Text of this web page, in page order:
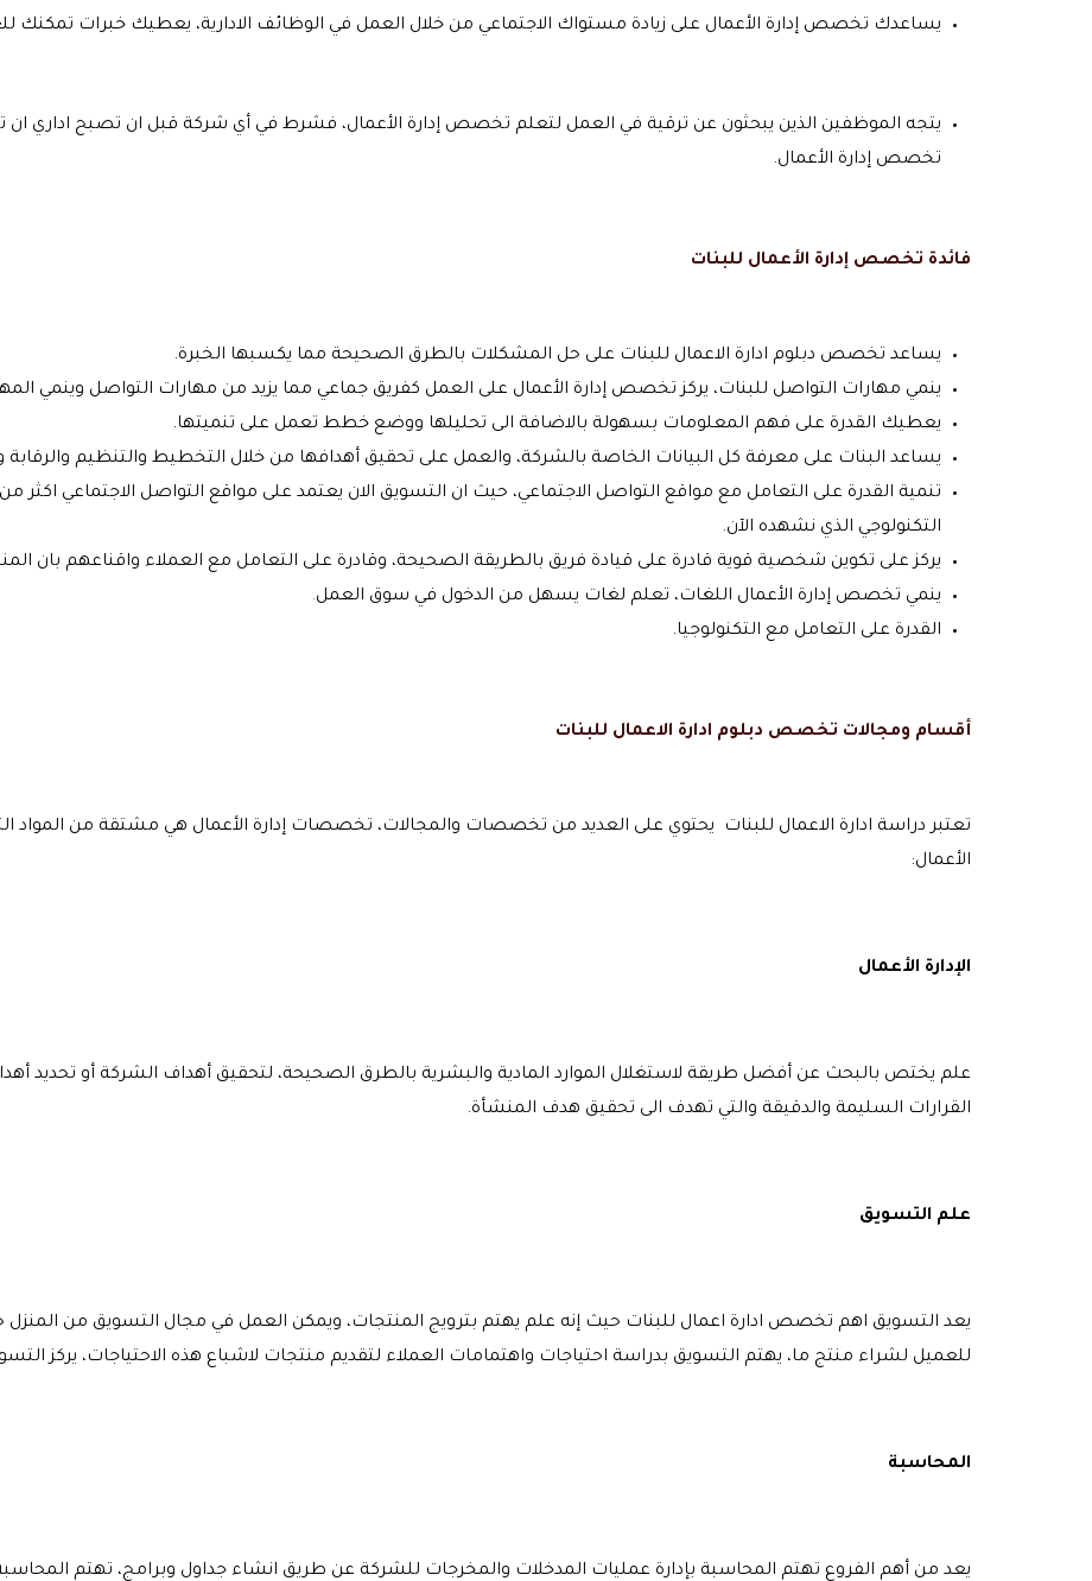
يساعدك تخصص إدارة الأعمال على زيادة مستواك الاجتماعي من خلال العمل في الوظائف الادارية، يعطيك خبرات تمكنك
يتجه الموظفين الذين يبحثون عن ترقية في العمل لتعلم تخصص إدارة الأعمال، فشرط في أي شركة قبل ان تصبح اداري
تخصص إدارة الأعمال.
فائدة تخصص إدارة الأعمال للبنات
يساعد تخصص دبلوم ادارة الاعمال للبنات على حل المشكلات بالطرق الصحيحة مما يكسبها الخبرة.
ينمي مهارات التواصل للبنات، يركز تخصص إدارة الأعمال على العمل كفريق جماعي مما يزيد من مهارات التواصل وينمي
يعطيك القدرة على فهم المعلومات بسهولة بالاضافة الى تحليلها ووضع خطط تعمل على تنميتها.
يساعد البنات على معرفة كل البيانات الخاصة بالشركة، والعمل على تحقيق أهدافها من خلال التخطيط والتنظيم والرقابة
تنمية القدرة على التعامل مع مواقع التواصل الاجتماعي، حيث ان التسويق الان يعتمد على مواقع التواصل الاجتماعي
التكنولوجي الذي نشهده الآن.
يركز على تكوين شخصية قوية قادرة على قيادة فريق بالطريقة الصحيحة، وقادرة على التعامل مع العملاء واقناعهم بان
ينمي تخصص إدارة الأعمال اللغات، تعلم لغات يسهل من الدخول في سوق العمل.
القدرة على التعامل مع التكنولوجيا.
أقسام ومجالات تخصص دبلوم ادارة الاعمال للبنات
تعتبر دراسة ادارة الاعمال للبنات يحتوي على العديد من تخصصات والمجالات، تخصصات إدارة الأعمال هي مشتقة من
الأعمال:
الإدارة الأعمال
علم يختص بالبحث عن أفضل طريقة لاستغلال الموارد المادية والبشرية بالطرق الصحيحة، لتحقيق أهداف الشركة أو تحديد
القرارات السليمة والدقيقة والتي تهدف الى تحقيق هدف المنشأة.
علم التسويق
يعد التسويق اهم تخصص ادارة اعمال للبنات حيث إنه علم يهتم بترويج المنتجات، ويمكن العمل في مجال التسويق من المنزل
للعميل لشراء منتج ما، يهتم التسويق بدراسة احتياجات واهتمامات العملاء لتقديم منتجات لاشباع هذه الاحتياجات، يركز
المحاسبة
يعد من أهم الفروع تهتم المحاسبة بإدارة عمليات المدخلات والمخرجات للشركة عن طريق انشاء جداول وبرامج، تهتم